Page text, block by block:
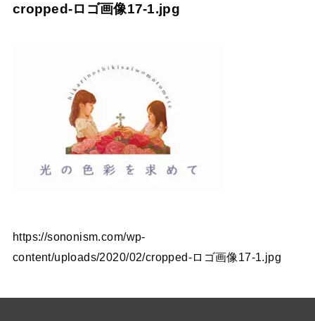
cropped-ロゴ画像17-1.jpg
https://sononism.com/wp-
content/uploads/2020/02/cropped-ロゴ画像17-1.jpg